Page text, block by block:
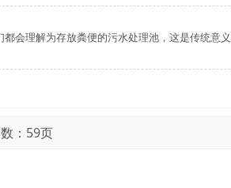
理解为存放粪便的污水处理池，这是传统意
：59页